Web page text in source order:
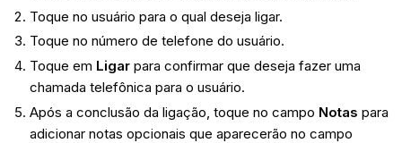
Toque no usuário para o qual deseja ligar.
Toque no número de telefone do usuário.
Toque em Ligarpara confirmar que deseja fazer uma
chamada telefônica para o usuário.
Após a conclusão da ligação, toque no campo Notas para
adicionar notas opcionais que aparecerão no campo